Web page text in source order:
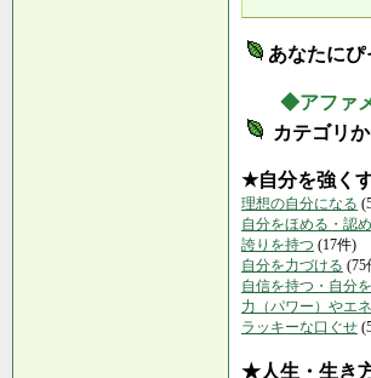
あなたに
◆アファメ
カテゴリ
★自分を強く
理想の自分になる
自分をほめる・認
誇りを持つ (17件)
自分を力づける (75
自信を持つ・自分
力（パワー）やエ
ラッキーな口ぐせ
★人生・生き